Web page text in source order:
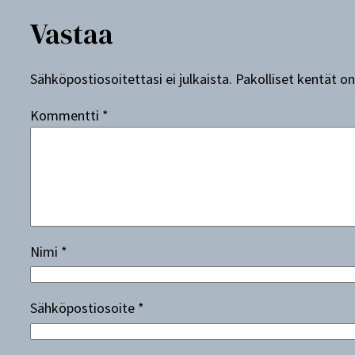
Vastaa
Sähköpostiosoitettasi ei julkaista. Pakolliset kentät
Kommentti *
Nimi *
Sähköpostiosoite *